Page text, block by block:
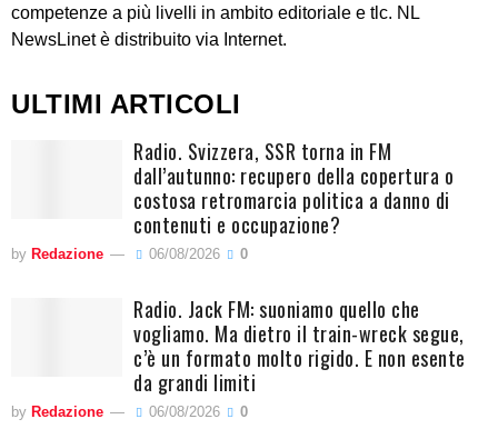
competenze a più livelli in ambito editoriale e tlc. NL
NewsLinet è distribuito via Internet.
ULTIMI ARTICOLI
Radio. Svizzera, SSR torna in FM
dall’autunno: recupero della copertura o
costosa retromarcia politica a danno di
contenuti e occupazione?
by Redazione 06/08/2026 0
Radio. Jack FM: suoniamo quello che
vogliamo. Ma dietro il train-wreck segue,
c’è un formato molto rigido. E non esente
da grandi limiti
by Redazione 06/08/2026 0